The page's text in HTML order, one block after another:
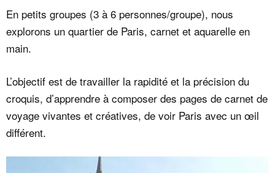
En petits groupes (3 à 6 personnes/groupe), nous
explorons un quartier de Paris, carnet et aquarelle en
main.
L’objectif est de travailler la rapidité et la précision du
croquis, d’apprendre à composer des pages de carnet de
voyage vivantes et créatives, de voir Paris avec un œil
différent.